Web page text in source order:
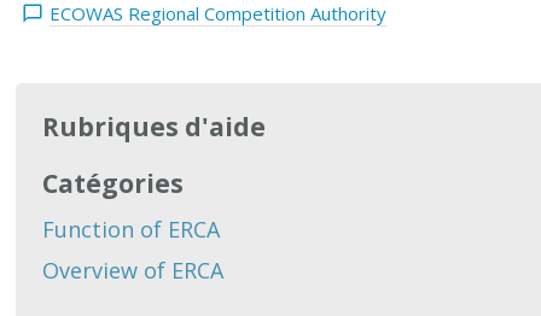
ECOWAS Regional Competition Authority
Rubriques d'aide
Catégories
Function of ERCA
Overview of ERCA